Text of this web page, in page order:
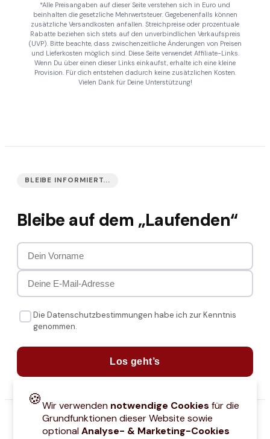
*Alle Preisangaben auf dieser Seite verstehen sich in Euro und
beinhalten die gesetzliche Mehrwertsteuer. Gegebenenfalls können
zusätzliche Versandkosten anfallen. Streichpreise oder prozentuale
Rabatte beziehen sich stets auf den unverbindlichen Verkaufspreis
(UVP). Bitte beachte, dass zwischenzeitliche Änderungen von Preisen
und Lieferkosten möglich sind. Diese Seite verwendet Affiliate-Links.
Wenn Du über einen dieser Links einkaufst, erhalte ich eine kleine
Provision. Für dich entstehen dadurch keine zusätzlichen Kosten.
Vielen Dank für Deine Unterstützung!
BLEIBE INFORMIERT...
Bleibe auf dem „Laufenden“
Die Datenschutzbestimmungen habe ich zur Kenntnis
genommen.
Los geht’s
🍪Wir verwenden notwendige Cookies für die
Grundfunktionen dieser Website sowie
optionalAnalyse- & Marketing-Cookies